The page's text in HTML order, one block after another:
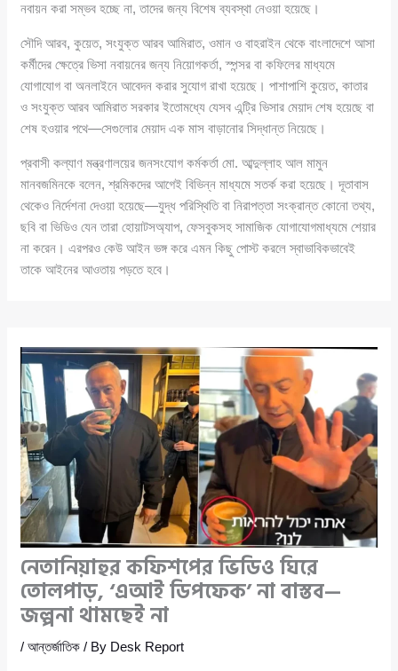
নবায়ন করা সম্ভব হচ্ছে না, তাদের জন্য বিশেষ ব্যবস্থা নেওয়া হয়েছে।
সৌদি আরব, কুয়েত, সংযুক্ত আরব আমিরাত, ওমান ও বাহরাইন থেকে বাংলাদেশে আসা
কর্মীদের ক্ষেত্রে ভিসা নবায়নের জন্য নিয়োগকর্তা, স্পন্সর বা কফিলের মাধ্যমে
যোগাযোগ বা অনলাইনে আবেদন করার সুযোগ রাখা হয়েছে। পাশাপাশি কুয়েত, কাতার
ও সংযুক্ত আরব আমিরাত সরকার ইতোমধ্যে যেসব এন্ট্রি ভিসার মেয়াদ শেষ হয়েছে বা
শেষ হওয়ার পথে—সেগুলোর মেয়াদ এক মাস বাড়ানোর সিদ্ধান্ত নিয়েছে।
প্রবাসী কল্যাণ মন্ত্রণালয়ের জনসংযোগ কর্মকর্তা মো. আব্দুল্লাহ আল মামুন
মানবজমিনকে বলেন, শ্রমিকদের আগেই বিভিন্ন মাধ্যমে সতর্ক করা হয়েছে। দূতাবাস
থেকেও নির্দেশনা দেওয়া হয়েছে—যুদ্ধ পরিস্থিতি বা নিরাপত্তা সংক্রান্ত কোনো তথ্য,
ছবি বা ভিডিও যেন তারা হোয়াটসঅ্যাপ, ফেসবুকসহ সামাজিক যোগাযোগমাধ্যমে শেয়ার
না করেন। এরপরও কেউ আইন ভঙ্গ করে এমন কিছু পোস্ট করলে স্বাভাবিকভাবেই
তাকে আইনের আওতায় পড়তে হবে।
নেতানিয়াহুর কফিশপের ভিডিও ঘিরে
তোলপাড়, ‘এআই ডিপফেক’ না বাস্তব—
জল্পনা থামছেই না
/আন্তর্জাতিক / By Desk Report